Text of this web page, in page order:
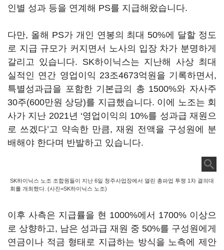
인별 성과 등을 연계해 PS를 지급해왔습니다.
다만, 올해 PS가 개인 연봉의 최대 50%에 달할 정도
로 지급 규모가 커지면서 노사의 입장 차가 분명하게
갈리고 있습니다. SK하이닉스는 지난해 사상 최대
실적인 연간 영업이익 23조4673억원을 기록하면서,
특별성과급을 포함한 기본급의 총 1500%와 자사주
30주(600만원 상당)를 지급했습니다. 이에 노조는 회
사가 지난 2021년 ‘영업이익의 10%를 성과급 재원으
로 쓰겠다’고 약속한 만큼, 재원 전액을 구성원에 분
배해야 한다며 반발하고 있습니다.
SK하이닉스 노조 조합원들이 지난 6일 청주사업장에서 열린 총파업 투쟁 1차 결의대
회를 개최했다. (사진=SK하이닉스 노조)
이후 사측은 지급률을 현 1000%에서 1700% 이상으
로 상향하고, 남은 성과급 재원 중 50%를 구성원에게
연금이나 적금 형태로 지급하는 방식을 노측에 제안